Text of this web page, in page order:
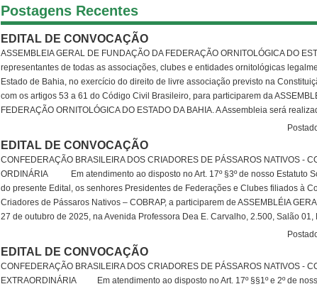
Postagens Recentes
EDITAL DE CONVOCAÇÃO
ASSEMBLEIA GERAL DE FUNDAÇÃO DA FEDERAÇÃO ORNITOLÓGICA DO
representantes de todas as associações, clubes e entidades ornitológicas
Estado de Bahia, no exercício do direito de livre associação previsto na
com os artigos 53 a 61 do Código Civil Brasileiro, para participarem da
FEDERAÇÃO ORNITOLÓGICA DO ESTADO DA BAHIA. A Assembleia será
EDITAL DE CONVOCAÇÃO
CONFEDERAÇÃO BRASILEIRA DOS CRIADORES DE PÁSSAROS NATIVOS -
ORDINÁRIA ⠀⠀⠀ Em atendimento ao disposto no Art. 17º §3º de nosso Estatuto
do presente Edital, os senhores Presidentes de Federações e Clubes filiados à
Criadores de Pássaros Nativos – COBRAP, a participarem de ASSEMBLÉIA
27 de outubro de 2025, na Avenida Professora Dea E. Carvalho, 2.500, Salão 01,
EDITAL DE CONVOCAÇÃO
CONFEDERAÇÃO BRASILEIRA DOS CRIADORES DE PÁSSAROS NATIVOS -
EXTRAORDINÁRIA ⠀⠀⠀Em atendimento ao disposto no Art. 17º §§1º e 2º de